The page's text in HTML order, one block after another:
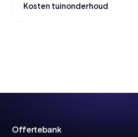
Kosten tuinonderhoud
Offertebank